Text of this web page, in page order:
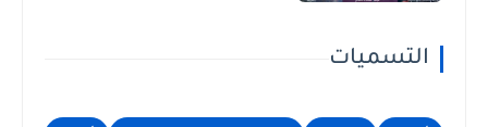
التسميات